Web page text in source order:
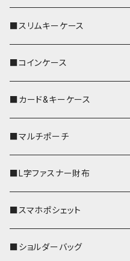
■スリムキーケース
■コインケース
■カード&キーケース
■マルチポーチ
■L字ファスナー財布
■スマホポシェット
■ショルダーバッグ